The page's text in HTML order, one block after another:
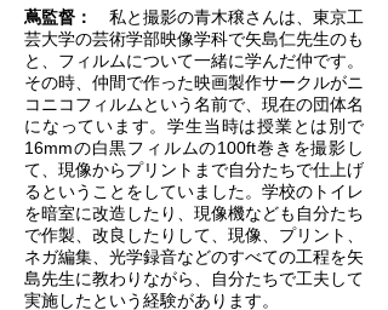
蔦監督： 私と撮影の青木穣さんは、東京工
芸大学の芸術学部映像学科で矢島仁先生のも
と、フィルムについて一緒に学んだ仲です。
その時、仲間で作った映画製作サークルがニ
コニコフィルムという名前で、現在の団体名
になっています。学生当時は授業とは別で
16mmの白黒フィルムの100ft巻きを撮影し
て、現像からプリントまで自分たちで仕上げ
るということをしていました。学校のトイレ
を暗室に改造したり、現像機なども自分たち
で作製、改良したりして、現像、プリント、
ネガ編集、光学録音などのすべての工程を矢
島先生に教わりながら、自分たちで工夫して
実施したという経験があります。